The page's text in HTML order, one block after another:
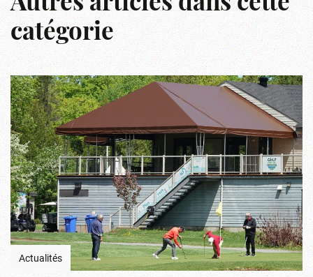
catégorie
Actualités